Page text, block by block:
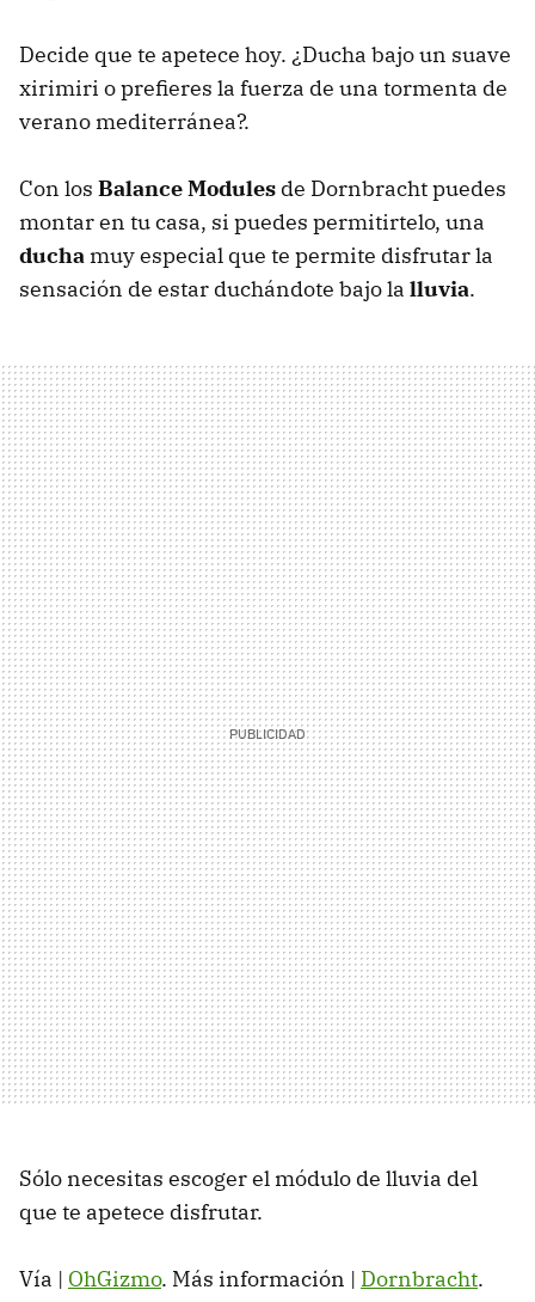
Decide que te apetece hoy. ¿Ducha bajo un suave
xirimiri o prefieres la fuerza de una tormenta de
verano mediterránea?.
Con los Balance Modules de Dornbracht puedes
montar en tu casa, si puedes permitirtelo, una
ducha muy especial que te permite disfrutar la
sensación de estar duchándote bajo la lluvia.
Sólo necesitas escoger el módulo de lluvia del
que te apetece disfrutar.
Vía | OhGizmo. Más información | Dornbracht.